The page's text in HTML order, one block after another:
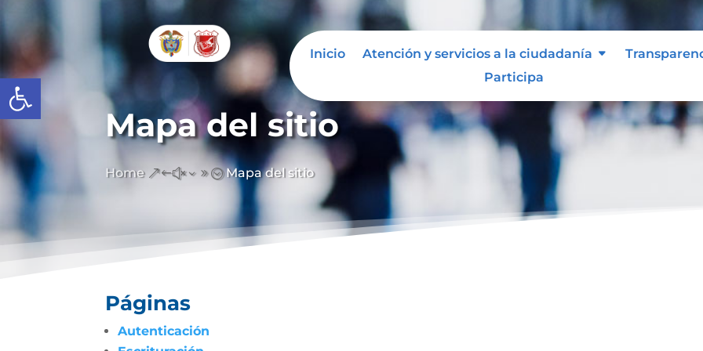
Abrir barra de herramientas
Inicio Atención y servicios a la ciudadanía
Participa
Mapa del sitio
Home &#x39; Mapa del sitio
Páginas
Autenticación